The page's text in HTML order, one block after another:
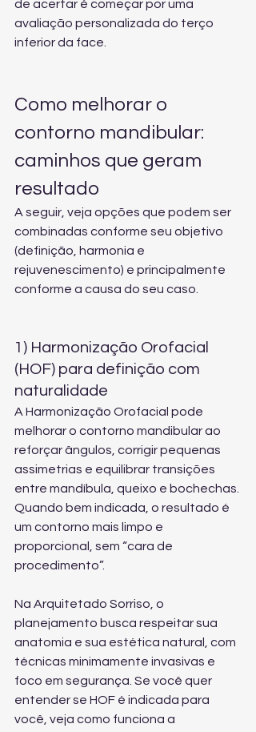
de acertar é começar por uma
avaliação personalizada do terço
inferior da face
Como melhorar o
contorno mandibular:
caminhos que geram
resultado
A seguir, veja opções que podem ser
combinadas conforme seu objetivo
(definição, harmonia e
rejuvenescimento) e principalmente
conforme a causa do seu caso.
1) Harmonização Orofacial
(HOF) para definição com
naturalidade
A Harmonização Orofacial pode
melhorar o contorno mandibular ao
reforçar ângulos, corrigir pequenas
assimetrias e equilibrar transições
entre mandíbula, queixo e bochechas.
Quando bem indicada, o resultado é
um contorno mais limpo e
proporcional, sem “cara de
procedimento”.
Na Arquitetado Sorriso, o
planejamento busca respeitar sua
anatomia e sua estética natural, com
técnicas minimamente invasivas e
foco em segurança. Se você quer
entender se HOF é indicada para
você, veja como funciona a